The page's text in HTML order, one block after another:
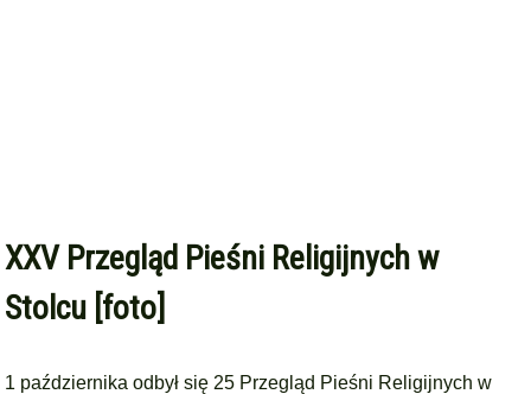
XXV Przegląd Pieśni Religijnych w
Stolcu [foto]
1 października odbył się 25 Przegląd Pieśni Religijnych w